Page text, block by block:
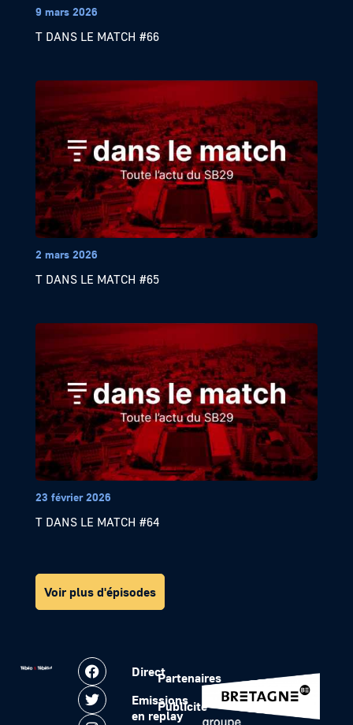
9 mars 2026
T DANS LE MATCH #66
2 mars 2026
T DANS LE MATCH #65
23 février 2026
T DANS LE MATCH #64
Voir plus d'épisodes
Direct
Emissions
en replay
Partenaires
Publicité